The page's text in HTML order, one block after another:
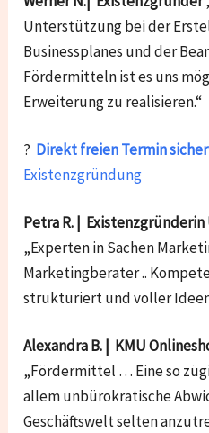
Unterstützung bei der
Businessplanes und der
Fördermitteln ist es uns
Erweiterung zu realisieren.“
? Direkt freien Termin
Existenzgründung
Petra R. |
„Experten in Sachen
Marketingberater ..
strukturiert und voller
Alexandra B. | KMU
„Fördermittel … Eine so
allem unbürokratische
Geschäftswelt selten